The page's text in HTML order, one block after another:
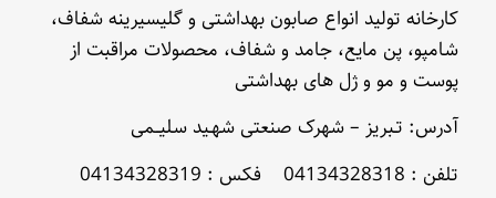
کارخانه تولید انواع صابون بهداشتی و گلیسیرینه شفاف،
شامپو، پن مایع، جامد و شفاف، محصولات مراقبت از
پوست و مو و ژل های بهداشتی
آدرس: تـبریز – شهرک صنعتی شهـید سلیــمی
تلفن : 04134328318 فکس : 04134328319